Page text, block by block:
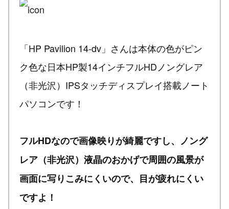
「HP Pavilion 14-dv」さんは本体の色がピン
ク色な日本HP製14インチフルHDノングレア
（非光沢）IPSタッチディスプレイ搭載ノート
パソコンです！
フルHDなので画像映りが綺麗ですし、ノング
レア（非光沢）液晶のおかげで周囲の風景が
画面に写りこみにくいので、目が疲れにくい
ですよ！